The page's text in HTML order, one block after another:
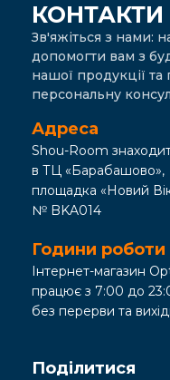
КОНТАКТИ
Зв'яжіться з нами:
допомогти вам з
нашої продукції та
персональну
Адреса
Shou-Room
в ТЦ «Барабашово»,
площадка «Новий
№ BKA014
Години роботи
Інтернет-магазин
працює з 7:00 до
без перерви та
Поділитися